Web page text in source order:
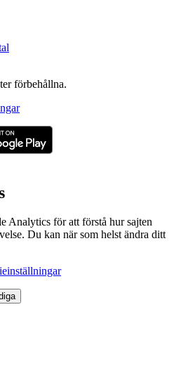
förbehållna.
Analytics för att förstå hur sajten
Du kan när som helst ändra ditt